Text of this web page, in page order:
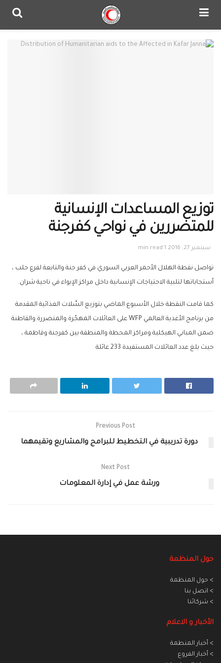
توزيع المساعدات الإنسانية
للمتضررين في نواحي كفرجنة
سبتمبر 27, 2016 1 min read
تواصل نقطة الهلال الأحمر العربي السوري في كفر جنة والتابعة لفرع حلب ،
أستجاباتها لتلبية الاحتياجات الإنسانية داخل مراكز الإيواء في ناحية شران.
كما قامت النقطة خلال الأسبوع الماضي بتوزيع السَّلات الغذائية المقدمة
من برنامج الأغذية العالمي WFP على العائلات المهجّرة والمتضررة والقاطنة
ضمن المباني الهيكلية ومراكز المحطة والمنطقة بين كفرجنة وقاطمة ،
حيث بلغ عدد العائلات المستفيدة 233 عائلة
Previous Post
دورة تدريبية في التخطيط للبرامج والمشاريع وتقيمهما
Next Post
ورشة عمل في إدارة المعلومات
حول المنظمة
> حول المنظمة
> اتصل بنا
> شركائنا
الأخبار و الاعلام
> أخبار المنطمة
> أخبار الفروع